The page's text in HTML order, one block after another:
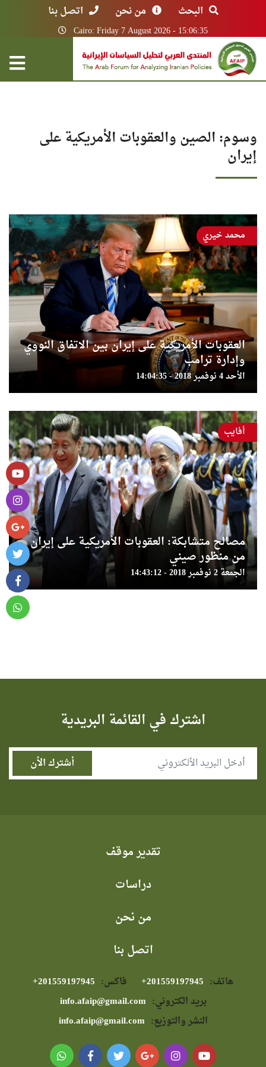
البحث من نحن اتصل بنا
Cairo: Friday 7 August 2026 - 15:06:35
وسوم: الصين والعقوبات الأمريكية على
إيران
العقوبات الأمريكية على إيران بين الاتفاق النووي
وإدارة ترامب
الأحد 4 نوفمبر 2018 - 14:04:35
محمد خيري
مصالح متشابكة: العقوبات الأمريكية على إيران
من منظور صيني
الجمعة 2 نوفمبر 2018 - 14:43:12
أفايب
اشترك في القائمة البريدية
تقدير موقف
دراسات
من نحن
اتصل بنا
هاتف: فاكس:
بريد الكتروني: info.afaip@gmail.com
النشر والتوزيع: info.afaip@gmail.com